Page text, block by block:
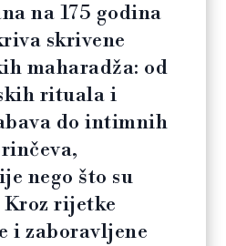
na 175 godina
skrivene
maharadža: od
rituala i
do intimnih
nego što su
rijetke
i zaboravljene